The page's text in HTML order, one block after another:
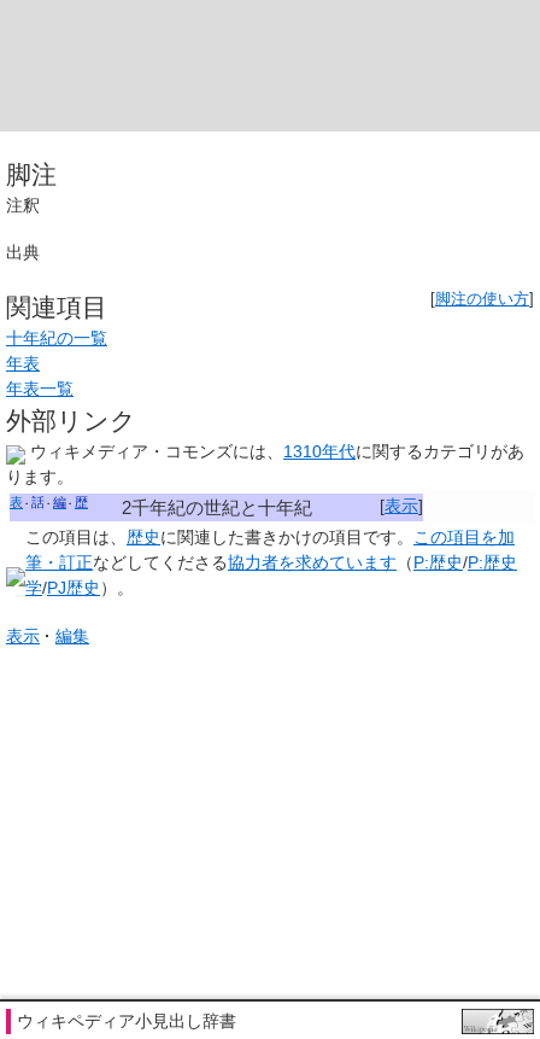
脚注
注釈
出典
脚注の使い方
関連項目
十年紀の一覧
年表
年表一覧
外部リンク
ウィキメディア・コモンズには、 1310年代に関するカテゴリがあ
ります。
[表示]
表 話 編 歴 2千年紀の世紀と十年紀
この項目は、 歴史に関連した書きかけの項目 です。
この項目を加
筆・訂正などしてくださる協力者を求めています （P:歴史/P:歴史
学/PJ歴史 ）。
表示 編集
ウィキペディア小見出し辞書